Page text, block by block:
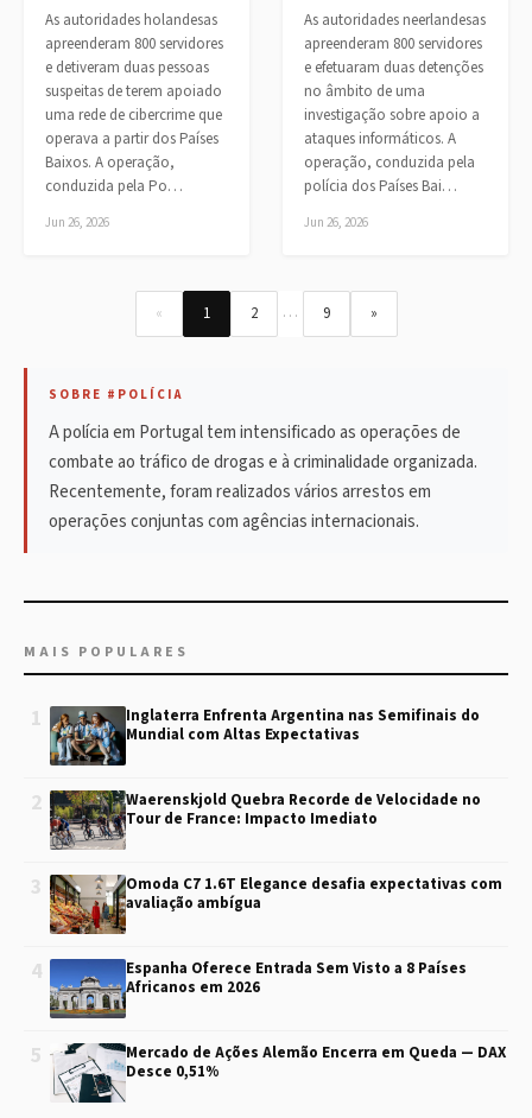
As autoridades holandesas
apreenderam 800 servidores
e detiveram duas pessoas
suspeitas de terem apoiado
uma rede de cibercrime que
operava a partir dos Países
Baixos. A operação,
conduzida pela Po…
Jun 26, 2026
As autoridades neerlandesas
apreenderam 800 servidores
e efetuaram duas detenções
no âmbito de uma
investigação sobre apoio a
ataques informáticos. A
operação, conduzida pela
polícia dos Países Bai…
Jun 26, 2026
« 1 2 … 9 »
SOBRE #POLÍCIA
A polícia em Portugal tem intensificado as operações de
combate ao tráfico de drogas e à criminalidade organizada.
Recentemente, foram realizados vários arrestos em
operações conjuntas com agências internacionais.
MAIS POPULARES
1
Inglaterra Enfrenta Argentina nas Semifinais do
Mundial com Altas Expectativas
2
Waerenskjold Quebra Recorde de Velocidade no
Tour de France: Impacto Imediato
3
Omoda C7 1.6T Elegance desafia expectativas com
avaliação ambígua
4
Espanha Oferece Entrada Sem Visto a 8 Países
Africanos em 2026
5
Mercado de Ações Alemão Encerra em Queda — DAX
Desce 0,51%